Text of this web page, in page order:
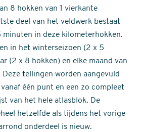
8 hokken van 1 vierkante
deel van het veldwerk bestaat
in deze kilometerhokken.
in het winterseizoen (2 x 5
(2 x 8 hokken) en elke maand van
tellingen worden aangevuld
één punt en een zo compleet
van het hele atlasblok. De
hetzelfde als tijdens het vorige
onderdeel is nieuw.